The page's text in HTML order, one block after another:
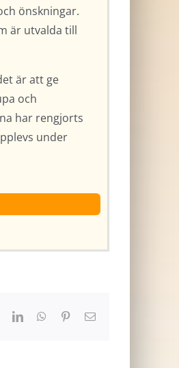
önskningar.
är utvalda till
är att ge
och
har rengjorts
under
LinkedInWhatsApp
Pinterest
E-